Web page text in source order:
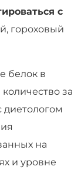
с
гороховый
белок в
за
диетологом
на
и уровне